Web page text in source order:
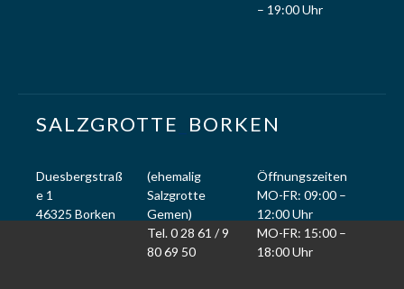
– 19:00 Uhr
SALZGROTTE BORKEN
Duesbergstraß
e 1
46325 Borken
(ehemalig
Salzgrotte
Gemen)
Tel. 0 28 61 / 9
80 69 50
Öffnungszeiten
MO-FR: 09:00 –
12:00 Uhr
MO-FR: 15:00 –
18:00 Uhr